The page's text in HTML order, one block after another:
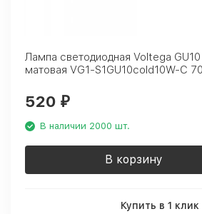
Лампа светодиодная Voltega
матовая VG1-S1GU10cold10W-C
520 ₽
В наличии 2000 шт.
В корзину
Купить в 1 клик